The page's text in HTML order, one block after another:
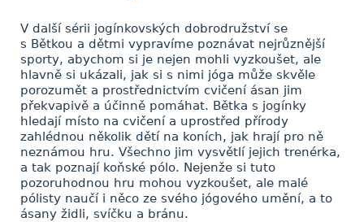
V další sérii jogínkovských dobrodružství se
s Bětkou a dětmi vypravíme poznávat nejrůznější
sporty, abychom si je nejen mohli vyzkoušet, ale
hlavně si ukázali, jak si s nimi jóga může skvěle
porozumět a prostřednictvím cvičení ásan jim
překvapivě a účinně pomáhat. Bětka s jogínky
hledají místo na cvičení a uprostřed přírody
zahlédnou několik dětí na koních, jak hrají pro ně
neznámou hru. Všechno jim vysvětlí jejich trenérka,
a tak poznají koňské pólo. Nejenže si tuto
pozoruhodnou hru mohou vyzkoušet, ale malé
pólisty naučí i něco ze svého jógového umění, a to
ásany židli, svíčku a bránu.